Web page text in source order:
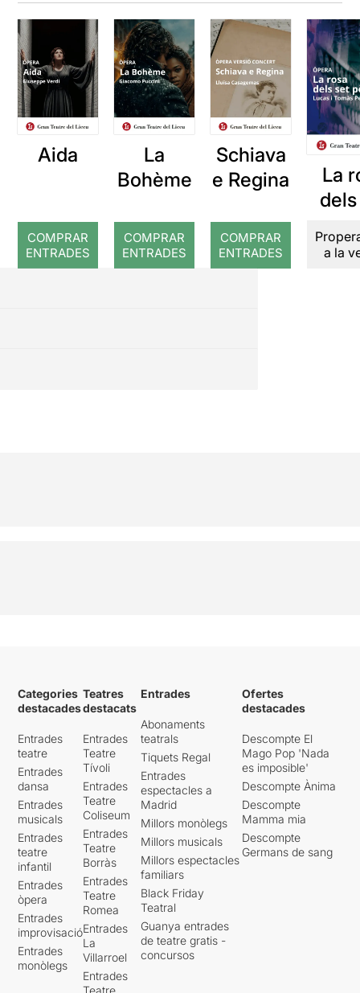
Aida
COMPRAR
ENTRADES
La
Bohème
COMPRAR
ENTRADES
Schiava
e Regina
COMPRAR
ENTRADES
La
a la
Categories
destacades
Entrades
teatre
Entrades
dansa
Entrades
musicals
Entrades
teatre
infantil
Entrades
òpera
Entrades
improvisació
Entrades
monòlegs
Teatres
destacats
Entrades
Teatre
Tívoli
Entrades
Teatre
Coliseum
Entrades
Teatre
Borràs
Entrades
Teatre
Romea
Entrades
La
Villarroel
Entrades
Teatre
Entrades
Abonaments
teatrals
Tiquets Regal
Entrades
espectacles a
Madrid
Millors monòlegs
Millors musicals
Millors espectacles
familiars
Black Friday
Teatral
Guanya entrades
de teatre gratis -
concursos
Ofertes
destacades
Descompte El
Mago Pop 'Nada
es imposible'
Descompte Ànima
Descompte
Mamma mia
Descompte
Germans de sang